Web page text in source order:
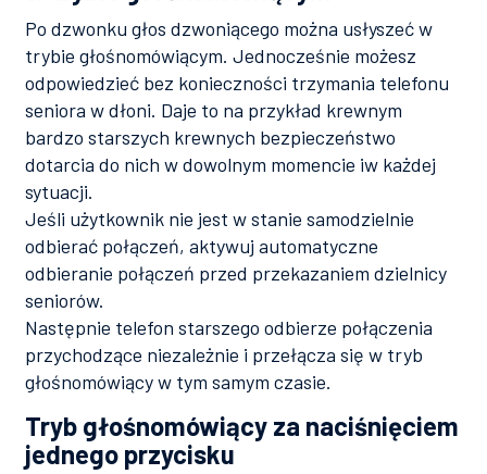
Po dzwonku głos dzwoniącego można usłyszeć w
trybie głośnomówiącym. Jednocześnie możesz
odpowiedzieć bez konieczności trzymania telefonu
seniora w dłoni. Daje to na przykład krewnym
bardzo starszych krewnych bezpieczeństwo
dotarcia do nich w dowolnym momencie iw każdej
sytuacji.
Jeśli użytkownik nie jest w stanie samodzielnie
odbierać połączeń, aktywuj automatyczne
odbieranie połączeń przed przekazaniem dzielnicy
seniorów.
Następnie telefon starszego odbierze połączenia
przychodzące niezależnie i przełącza się w tryb
głośnomówiący w tym samym czasie.
Tryb głośnomówiący za naciśnięciem
jednego przycisku